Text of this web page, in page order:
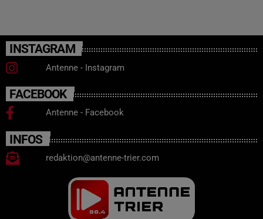
INSTAGRAM
Antenne - Instagram
FACEBOOK
Antenne - Facebook
INFOS
redaktion@antenne-trier.com